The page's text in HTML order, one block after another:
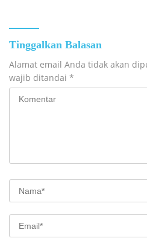
Tinggalkan Balasan
Alamat email Anda tidak akan
wajib ditandai *